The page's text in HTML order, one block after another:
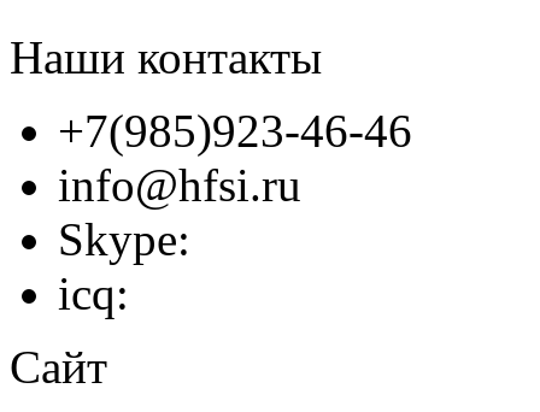
Наши контакты
+7(985)923-46-46
info@hfsi.ru
Skype:
icq:
Сайт